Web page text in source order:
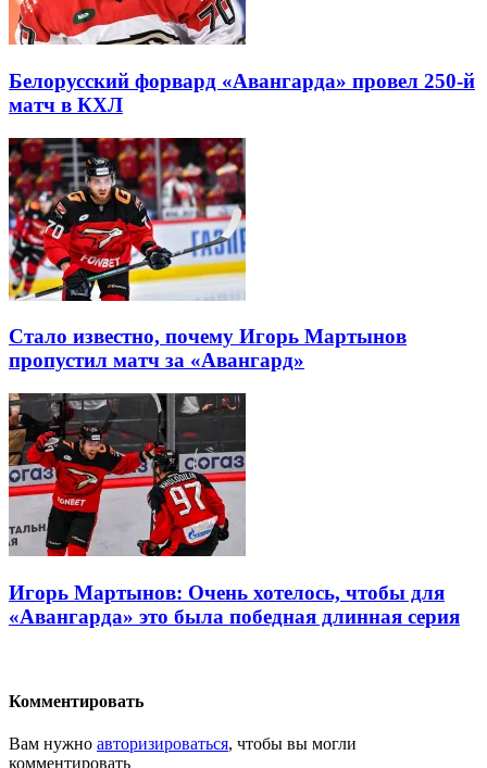
Белорусский форвард «Авангарда» провел 250-й
матч в КХЛ
Стало известно, почему Игорь Мартынов
пропустил матч за «Авангард»
Игорь Мартынов: Очень хотелось, чтобы для
«Авангарда» это была победная длинная серия
Комментировать
Вам нужно авторизироваться, чтобы вы могли
комментировать